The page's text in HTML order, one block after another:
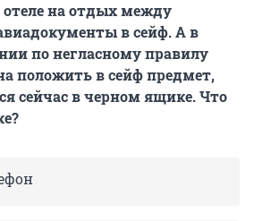
отеле на отдых между
в сейф. А в
по негласному правилу
положить в сейф предмет,
сейчас в черном ящике. Что